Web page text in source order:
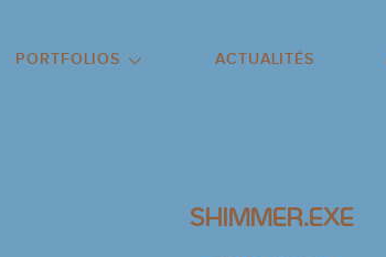
PORTFOLIOS
ACTUALITÉS
SHIMMER.EXE